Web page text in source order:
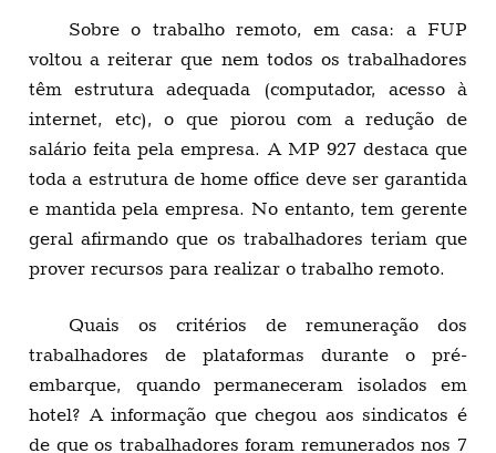
Sobre o trabalho remoto, em casa: a FUP
voltou a reiterar que nem todos os trabalhadores
têm estrutura adequada (computador, acesso à
internet, etc), o que piorou com a redução de
salário feita pela empresa. A MP 927 destaca que
toda a estrutura de home office deve ser garantida
e mantida pela empresa. No entanto, tem gerente
geral afirmando que os trabalhadores teriam que
prover recursos para realizar o trabalho remoto.
Quais os critérios de remuneração dos
trabalhadores de plataformas durante o pré-
embarque, quando permaneceram isolados em
hotel? A informação que chegou aos sindicatos é
de que os trabalhadores foram remunerados nos 7